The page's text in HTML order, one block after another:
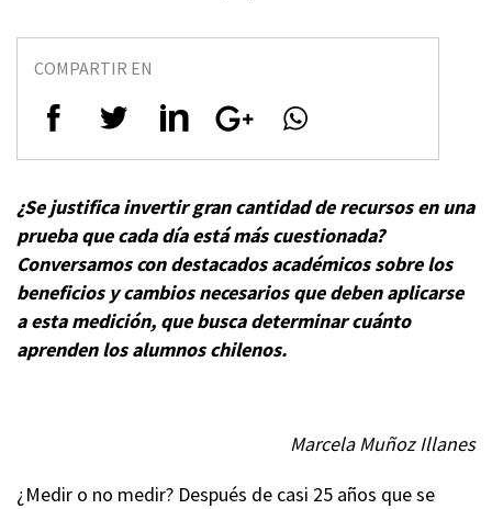
COMPARTIR EN
¿Se justifica invertir gran cantidad de recursos en una
prueba que cada día está más cuestionada?
Conversamos con destacados académicos sobre los
beneficios y cambios necesarios que deben aplicarse
a esta medición, que busca determinar cuánto
aprenden los alumnos chilenos.
Marcela Muñoz Illanes
¿Medir o no medir? Después de casi 25 años que se